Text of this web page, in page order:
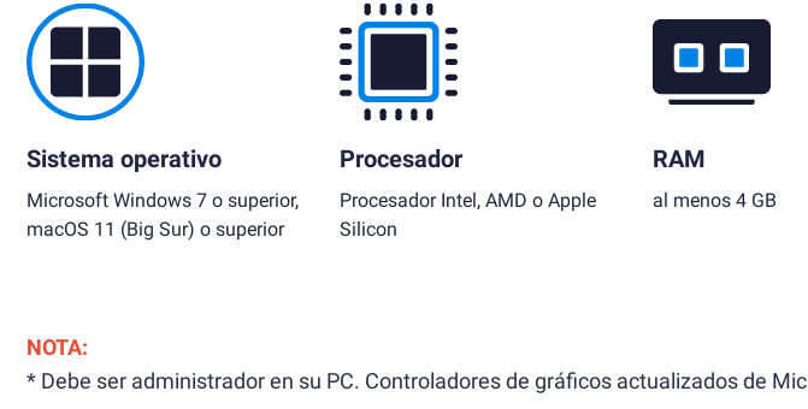
Sistema operativo
Microsoft Windows 7 o superior,
macOS 11 (Big Sur) o superior
Procesador
Procesador Intel, AMD o Apple
Silicon
RAM
al menos 4 GB
NOTA:
* Debe ser administrador en su PC. Controladores de gráficos actualizados de